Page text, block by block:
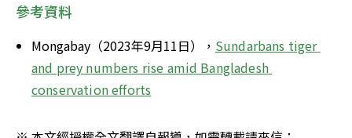
參考資料
Mongabay（2023年9月11日）， Sundarbans tiger
and prey numbers rise amid Bangladesh
conservation efforts